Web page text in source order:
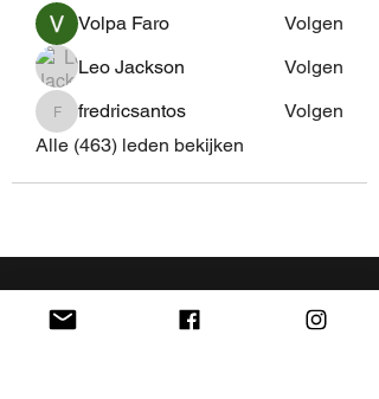
Volpa Faro
Volgen
Leo Jackson
Volgen
fredricsantos
fredricsantos
Volgen
Alle (463) leden bekijken